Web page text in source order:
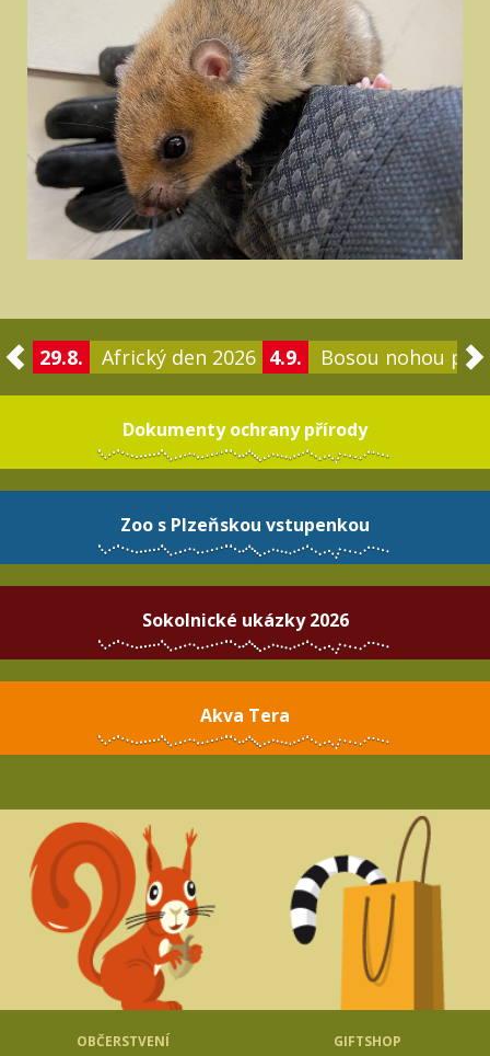
29.8. Africký den 2026 4.9. Bosou nohou po
Dokumenty ochrany přírody
Zoo s Plzeňskou vstupenkou
Sokolnické ukázky 2026
Akva Tera
OBČERSTVENÍ GIFTSHOP